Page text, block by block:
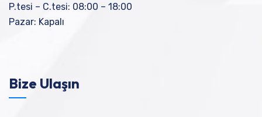
P.tesi – C.tesi: 08:00 – 18:00
Pazar: Kapalı
Bize Ulaşın